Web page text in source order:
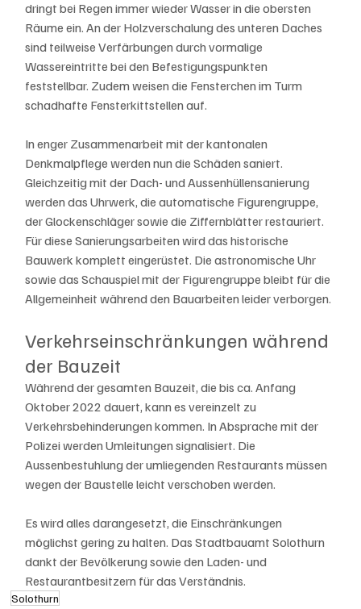
dringt bei Regen immer wieder Wasser in die obersten
Räume ein. An der Holzverschalung des unteren Daches
sind teilweise Verfärbungen durch vormalige
Wassereintritte bei den Befestigungspunkten
feststellbar. Zudem weisen die Fensterchen im Turm
schadhafte Fensterkittstellen auf.
In enger Zusammenarbeit mit der kantonalen
Denkmalpflege werden nun die Schäden saniert.
Gleichzeitig mit der Dach- und Aussenhüllensanierung
werden das Uhrwerk, die automatische Figurengruppe,
der Glockenschläger sowie die Ziffernblätter restauriert.
Für diese Sanierungsarbeiten wird das historische
Bauwerk komplett eingerüstet. Die astronomische Uhr
sowie das Schauspiel mit der Figurengruppe bleibt für die
Allgemeinheit während den Bauarbeiten leider verborgen.
Verkehrseinschränkungen während
der Bauzeit
Während der gesamten Bauzeit, die bis ca. Anfang
Oktober 2022 dauert, kann es vereinzelt zu
Verkehrsbehinderungen kommen. In Absprache mit der
Polizei werden Umleitungen signalisiert. Die
Aussenbestuhlung der umliegenden Restaurants müssen
wegen der Baustelle leicht verschoben werden.
Es wird alles darangesetzt, die Einschränkungen
möglichst gering zu halten. Das Stadtbauamt Solothurn
dankt der Bevölkerung sowie den Laden- und
Restaurantbesitzern für das Verständnis.
Solothurn